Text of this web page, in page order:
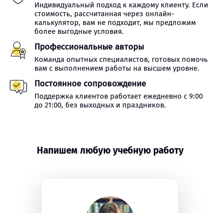
Индивидуальный подход к каждому клиенту. Если
стоимость, рассчитанная через онлайн-
калькулятор, вам не подходит, мы предложим
более выгодные условия.
Профессиональные авторы
Команда опытных специалистов, готовых помочь
вам с выполнением работы на высшем уровне.
Постоянное сопровождение
Поддержка клиентов работает ежедневно с 9:00
до 21:00, без выходных и праздников.
Напишем любую учебную работу